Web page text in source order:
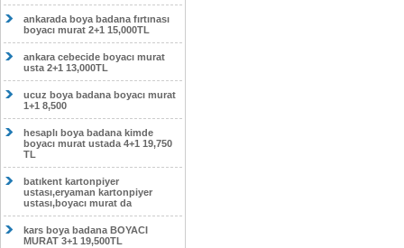
ankarada boya badana fırtınası
boyacı murat 2+1 15,000TL
ankara cebecide boyacı murat
usta 2+1 13,000TL
ucuz boya badana boyacı murat
1+1 8,500
hesaplı boya badana kimde
boyacı murat ustada 4+1 19,750
TL
batıkent kartonpiyer
ustası,eryaman kartonpiyer
ustası,boyacı murat da
kars boya badana BOYACI
MURAT 3+1 19,500TL